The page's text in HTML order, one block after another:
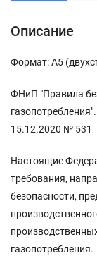
Описание
Формат: А5
ФНиП "Правила
15.12.2020 № 531
Настоящие
требования,
безопасности,
газопотребления.